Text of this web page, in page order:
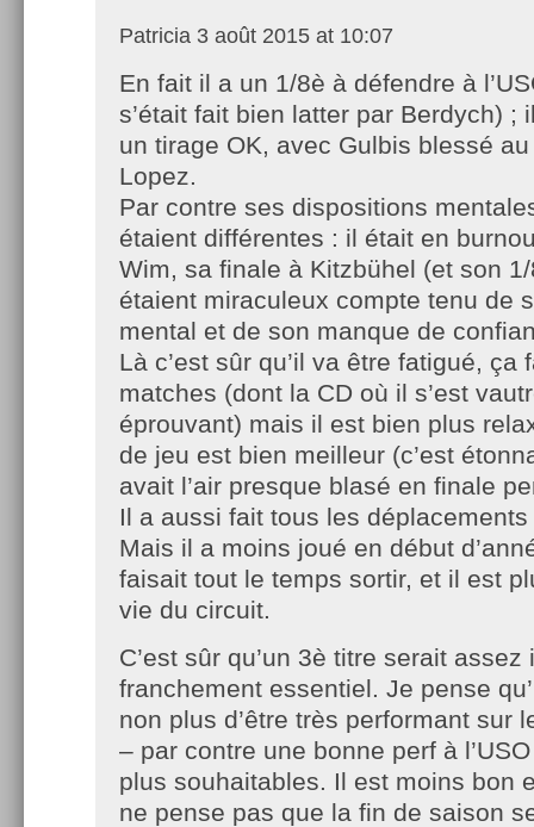
Patricia 3 août 2015 at 10:07
En fait il a un 1/8è à défendre à
s’était fait bien latter par Berdych) ;
un tirage OK, avec Gulbis blessé
Lopez.
Par contre ses dispositions
étaient différentes : il était en
Wim, sa finale à Kitzbühel (et son 1/
étaient miraculeux compte tenu de
mental et de son manque de
Là c’est sûr qu’il va être fatigué, ça
matches (dont la CD où il s’est
éprouvant) mais il est bien plus
de jeu est bien meilleur (c’est
avait l’air presque blasé en finale
Il a aussi fait tous les
Mais il a moins joué en début
faisait tout le temps sortir, et il est
vie du circuit.
C’est sûr qu’un 3è titre serait
franchement essentiel. Je pense
non plus d’être très performant sur
– par contre une bonne perf à
plus souhaitables. Il est moins bon
ne pense pas que la fin de saison